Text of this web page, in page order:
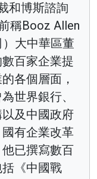
和博斯諮詢
稱Booz Allen
大中華區董
百家企業提
各個層面，
世界銀行、
及中國政府
有企業改革
已撰寫數百
《中國戰